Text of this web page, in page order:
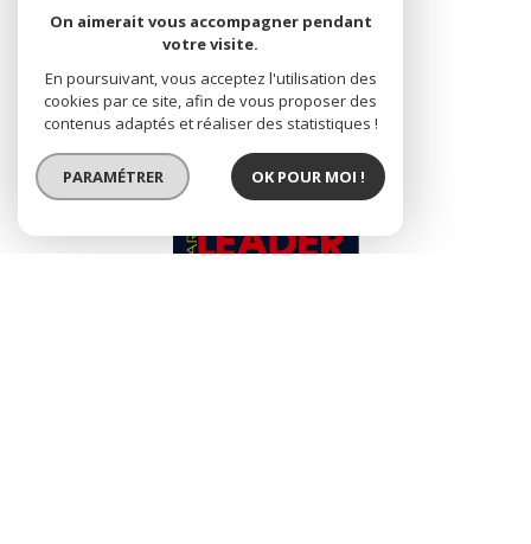
SE CONNECTER
ESPACE PROPRIÉTAIRE
On aimerait vous accompagner pendant
votre visite.
En poursuivant, vous acceptez l'utilisation des
cookies par ce site, afin de vous proposer des
contenus adaptés et réaliser des statistiques !
PARAMÉTRER OK POUR MOI !